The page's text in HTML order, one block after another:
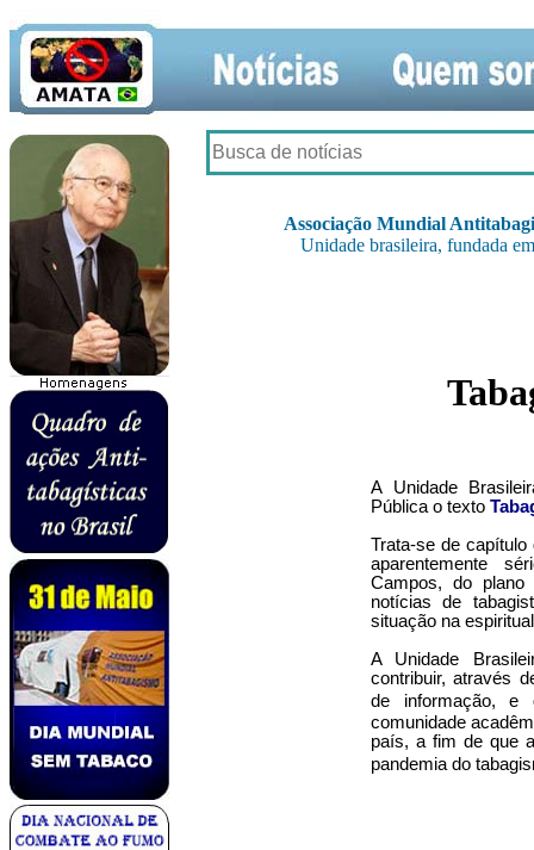
Associação Mundial
Unidade brasileira, fundada